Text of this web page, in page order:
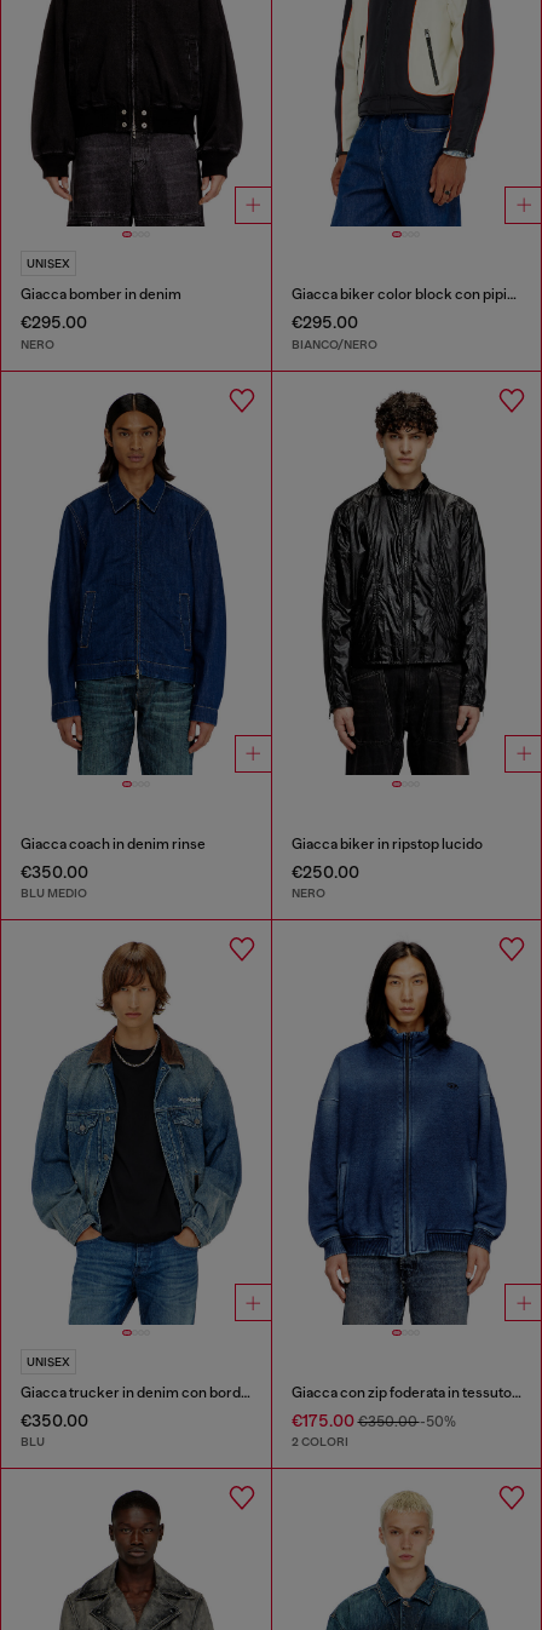
UNISEX
Giacca bomber in denim
€295.00
NERO
Giacca biker color block con piping
€295.00
BIANCO/NERO
Giacca coach in denim rinse
€350.00
BLU MEDIO
Giacca biker in ripstop lucido
€250.00
NERO
UNISEX
Giacca trucker in denim con bordi in pelle a contrasto
€350.00
BLU
Giacca con zip foderata in tessuto teddy e effetto denim
€175.00€350.00-50%
2 COLORI